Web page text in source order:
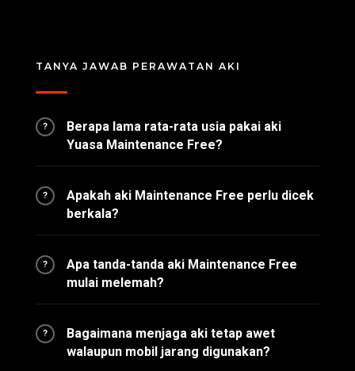
TANYA JAWAB PERAWATAN AKI
?
Berapa lama rata-rata usia pakai aki
Yuasa Maintenance Free?
?
Apakah aki Maintenance Free perlu dicek
berkala?
?
Apa tanda-tanda aki Maintenance Free
mulai melemah?
?
Bagaimana menjaga aki tetap awet
walaupun mobil jarang digunakan?